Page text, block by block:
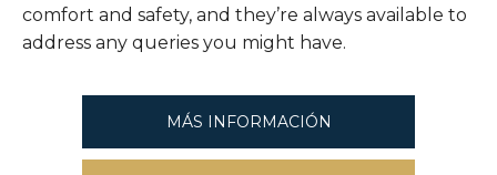
comfort and safety, and they’re always available to
address any queries you might have.
MÁS INFORMACIÓN